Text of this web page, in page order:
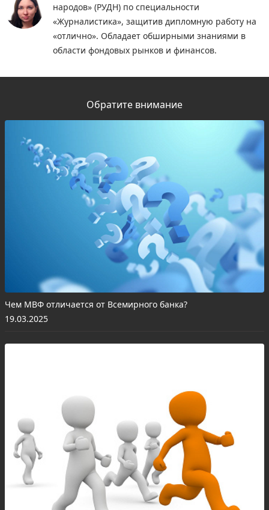
народов» (РУДН) по специальности
«Журналистика», защитив дипломную работу на
«отлично». Обладает обширными знаниями в
области фондовых рынков и финансов.
Обратите внимание
Чем МВФ отличается от Всемирного банка?
19.03.2025